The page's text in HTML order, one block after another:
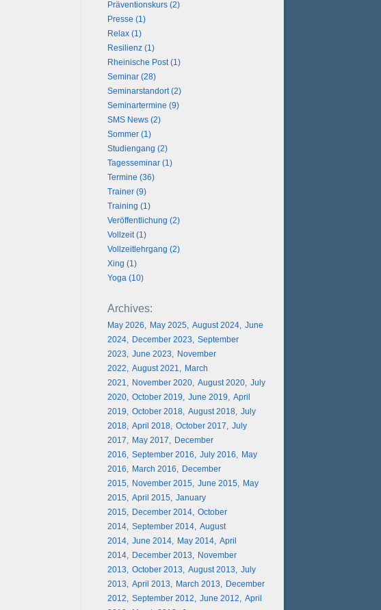
Präventionskurs (2)
Presse (1)
Relax (1)
Resilienz (1)
Rheinische Post (1)
Seminar (28)
Seminarstandort (2)
Seminartermine (9)
SMS News (2)
Sommer (1)
Studiengang (2)
Tagesseminar (1)
Termine (36)
Trainer (9)
Training (1)
Veröffentlichung (2)
Vollzeit (1)
Vollzeitlehrgang (2)
Xing (1)
Yoga (10)
May 2026 May 2025 August 2024 June
2024
December 2023
September
2023
June 2023
November
2022
August 2021
March
2021
November 2020 August 2020 July
2020 October 2019 June 2019
April
2019
October 2018 August 2018 July
2018 April 2018 October 2017
July
2017
May 2017
December
2016
September 2016 July 2016
May
2016
March 2016
December
2015
November 2015 June 2015
May
2015 April 2015 January
2015
December 2014 October
2014 September 2014 August
2014 June 2014 May 2014 April
2014
December 2013
November
2013
October 2013 August 2013
July
2013
April 2013 March 2013
December
2012
September 2012 June 2012
April